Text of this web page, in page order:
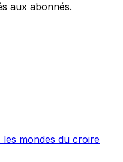
aux abonnés.
mondes du croire